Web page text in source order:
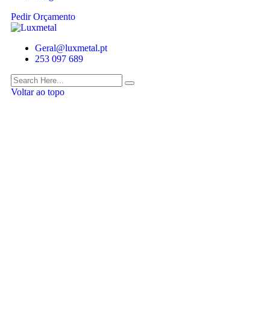
Pedir Orçamento
Geral@luxmetal.pt
253 097 689
Voltar ao topo